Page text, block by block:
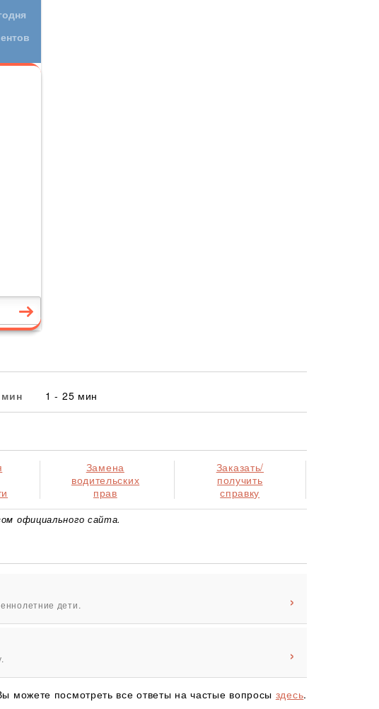
1 - 25 мин
Замена
водительских
прав
Заказать/
получить
справку
официального сайта.
дети.
можете посмотреть все ответы на частые вопросы здесь.